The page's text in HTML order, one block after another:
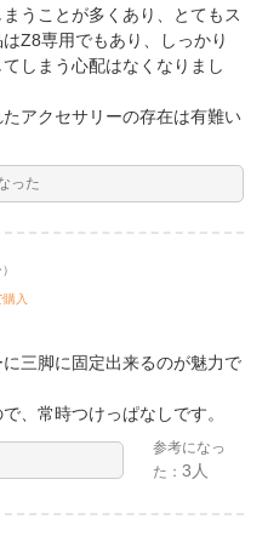
うことが多くあり、とてもス
Z8専用でもあり、しっかり
しまう心配はなくなりまし
アクセサリーの存在は有難い
った
入
三脚に固定出来るのが魅力で
、常時つけっぱなしです。
参考になっ
た：3人